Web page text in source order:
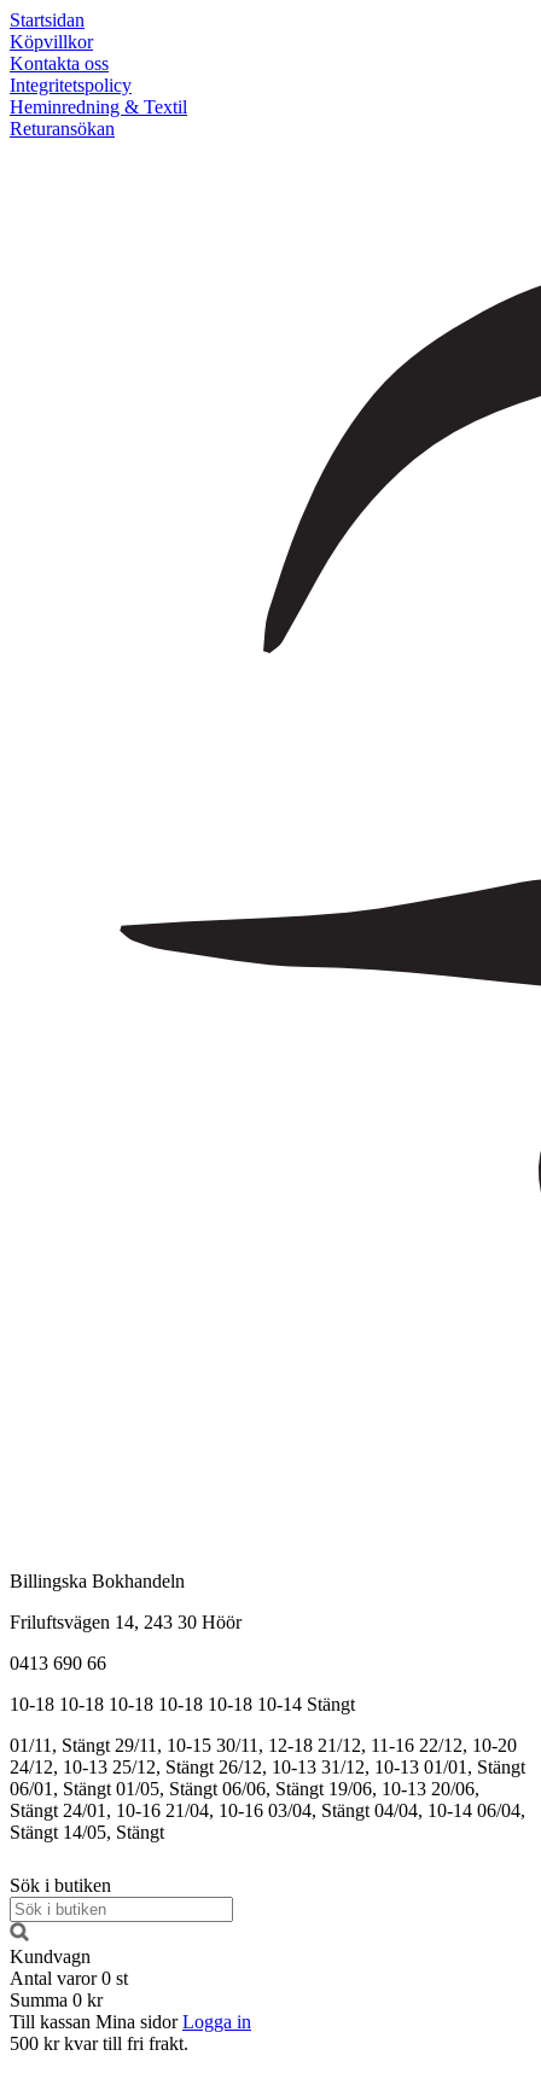
Startsidan
Köpvillkor
Kontakta oss
Integritetspolicy
Heminredning & Textil
Returansökan
Billingska Bokhandeln
Friluftsvägen 14, 243 30 Höör
0413 690 66
10-18 10-18 10-18 10-18 10-18 10-14 Stängt
01/11, Stängt 29/11, 10-15 30/11, 12-18 21/12, 11-16 22/12, 10-20
24/12, 10-13 25/12, Stängt 26/12, 10-13 31/12, 10-13 01/01, Stängt
06/01, Stängt 01/05, Stängt 06/06, Stängt 19/06, 10-13 20/06,
Stängt 24/01, 10-16 21/04, 10-16 03/04, Stängt 04/04, 10-14 06/04,
Stängt 14/05, Stängt
Sök i butiken
Kundvagn
Antal varor 0 st
Summa 0 kr
Till kassan Mina sidor Logga in
500 kr kvar till fri frakt.